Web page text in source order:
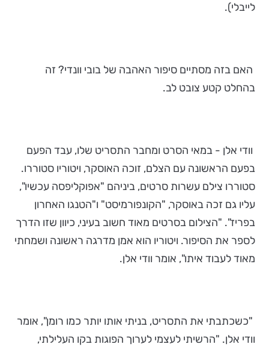
לייבלי).
האם בזה מסתיים סיפור האהבה של בובי וונדי? זה
בהחלט קטע צובט לב.
וודי אלן - במאי הסרט ומחבר התסריט שלו, עבד הפעם
בפעם הראשונה עם הצלם, זוכה האוסקר, ויטוריו סטוררו.
סטוררו צילם עשרות סרטים, ביניהם "אפוקליפסה עכשיו",
עליו גם זכה באוסקר, "הקונפורמיסט" ו"הטנגו האחרון
בפריז". "הצילום בסרטים מאוד חשוב בעיני, כיוון שזו הדרך
לספר את הסיפור. ויטוריו הוא אמן מדרגה ראשונה ושמחתי
מאוד לעבוד איתו", אומר וודי אלן.
"כשכתבתי את התסריט, בניתי אותו יותר כמו רומן", אומר
וודי אלן. "הרשיתי לעצמי לערוך הפוגות בקו העלילתי,